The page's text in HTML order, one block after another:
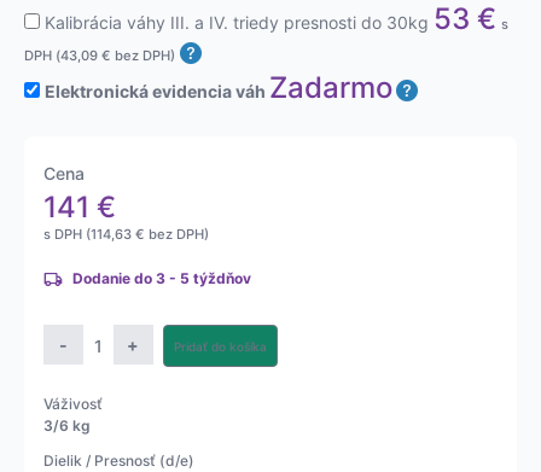
Kalibrácia váhy III. a IV. triedy presnosti do 30kg 53 € s
DPH (43,09 € bez DPH)
Elektronická evidencia váh Zadarmo
Cena
141 €
s DPH (114,63 € bez DPH)
Dodanie do 3 - 5 týždňov
-
množstvo
Obchodná
S300FM
+ Pridať do košíka
Váživosť
3/6 kg
Dielik / Presnosť (d/e)